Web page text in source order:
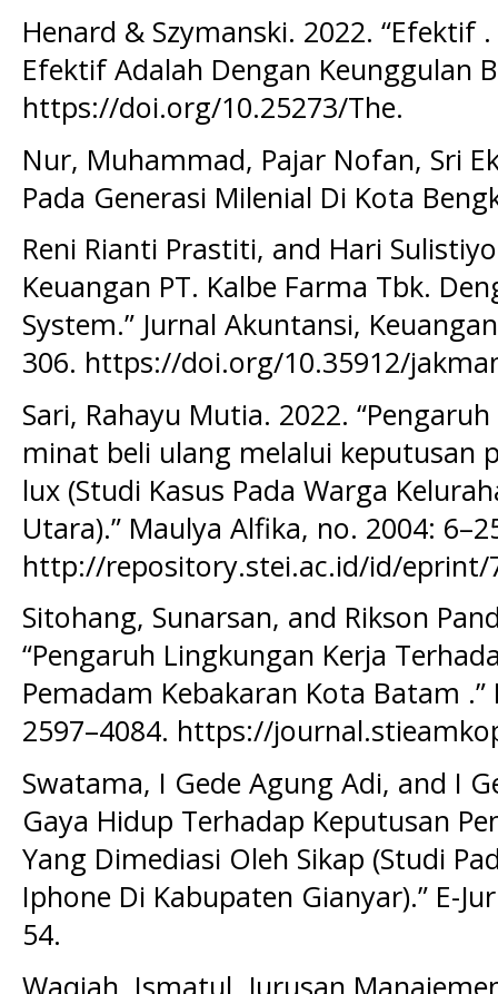
Henard & Szymanski. 2022. “Efektif
Efektif Adalah Dengan Keunggulan
https://doi.org/10.25273/The.
Nur, Muhammad, Pajar Nofan, Sri
Pada Generasi Milenial Di Kota
Reni Rianti Prastiti, and Hari
Keuangan PT. Kalbe Farma Tbk.
System.” Jurnal Akuntansi,
306. https://doi.org/10.35912/
Sari, Rahayu Mutia. 2022.
minat beli ulang melalui keputusan
lux (Studi Kasus Pada Warga
Utara).” Maulya Alfika, no. 2004:
http://repository.stei.ac.id/id/eprint/
Sitohang, Sunarsan, and Rikson
“Pengaruh Lingkungan Kerja
Pemadam Kebakaran Kota Batam
2597–4084. https://
Swatama, I Gede Agung Adi, and I
Gaya Hidup Terhadap Keputusan
Yang Dimediasi Oleh Sikap (Studi
Iphone Di Kabupaten Gianyar).” E-
54.
Waqiah, Ismatul, Jurusan